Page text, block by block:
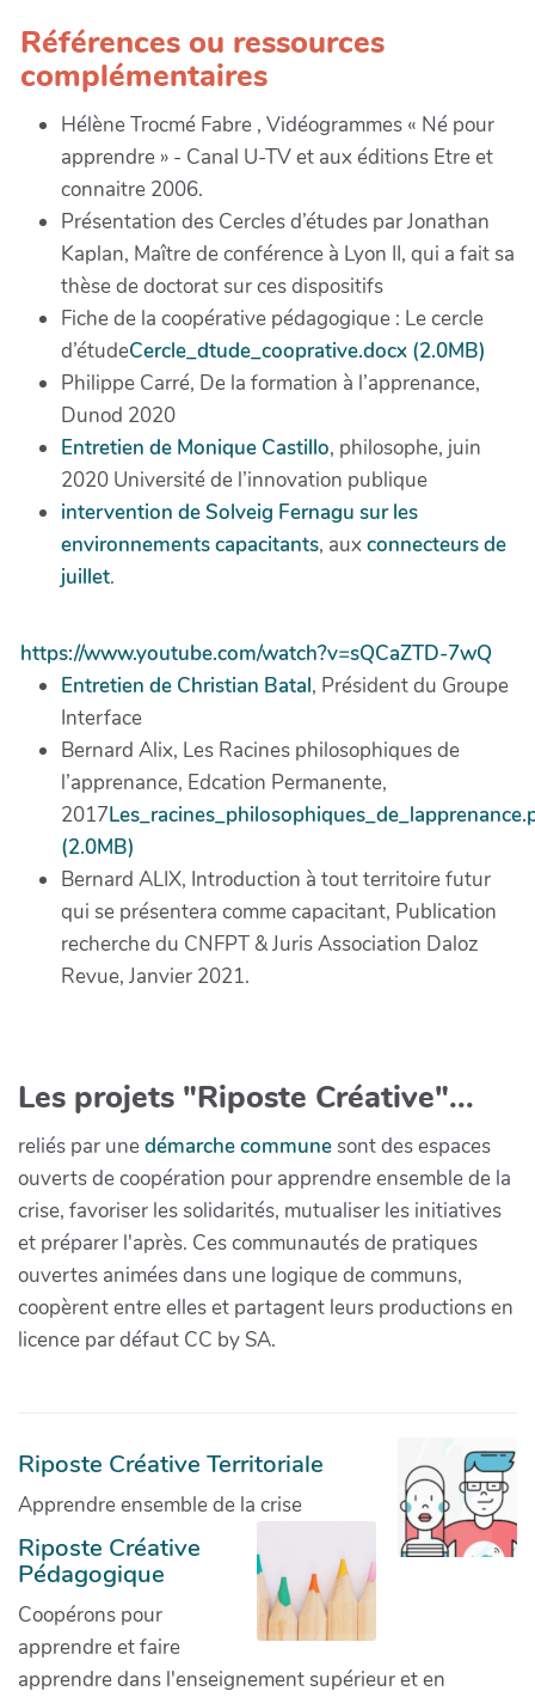
Références ou ressources
complémentaires
Hélène Trocmé Fabre , Vidéogrammes « Né pour
apprendre » - Canal U-TV et aux éditions Etre et
connaitre 2006.
Présentation des Cercles d’études par Jonathan
Kaplan, Maître de conférence à Lyon II, qui a fait sa
thèse de doctorat sur ces dispositifs
Fiche de la coopérative pédagogique : Le cercle
d’étudeCercle_dtude_cooprative.docx (2.0MB)
Philippe Carré, De la formation à l’apprenance,
Dunod 2020
Entretien de Monique Castillo, philosophe, juin
2020 Université de l’innovation publique
intervention de Solveig Fernagu sur les
environnements capacitants, auxconnecteurs de
juillet.
https://www.youtube.com/watch?v=sQCaZTD-7wQ
Entretien de Christian Batal, Président du Groupe
Interface
Bernard Alix, Les Racines philosophiques de
l’apprenance, Edcation Permanente,
2017
(2.0MB)
Bernard ALIX, Introduction à tout territoire futur
qui se présentera comme capacitant, Publication
recherche du CNFPT & Juris Association Daloz
Revue, Janvier 2021.
Les projets "Riposte Créative"...
reliés par unedémarche communesont des espaces
ouverts de coopération pour apprendre ensemble de la
crise, favoriser les solidarités, mutualiser les initiatives
et préparer l'après. Ces communautés de pratiques
ouvertes animées dans une logique de communs,
coopèrent entre elles et partagent leurs productions en
licence par défaut CC by SA.
Riposte Créative Territoriale
Apprendre ensemble de la crise
Riposte Créative
Pédagogique
Coopérons pour
apprendre et faire
apprendre dans l'enseignement supérieur et en